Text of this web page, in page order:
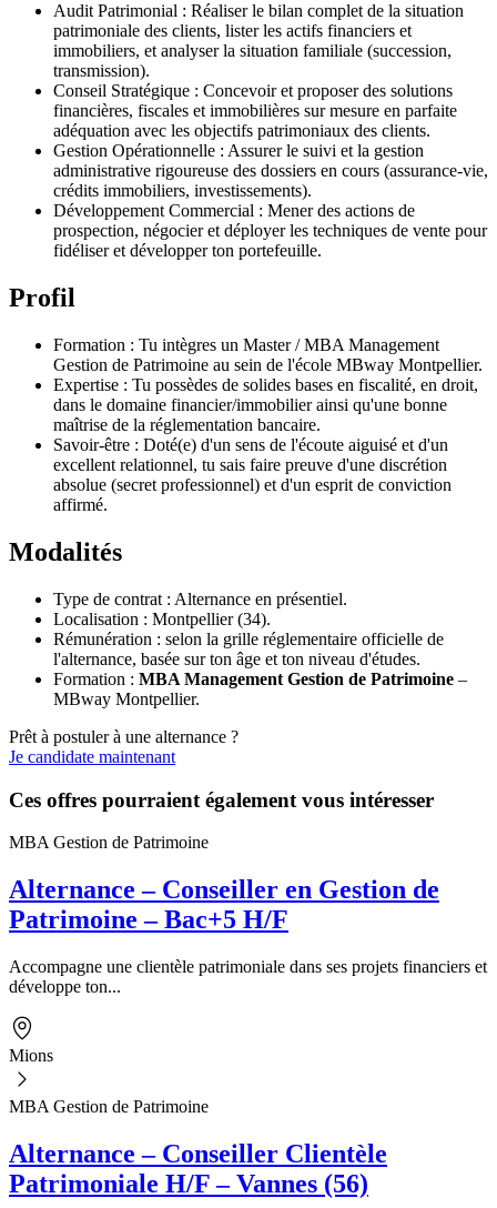
Audit Patrimonial : Réaliser le bilan complet de la situation
patrimoniale des clients, lister les actifs financiers et
immobiliers, et analyser la situation familiale (succession,
transmission).
Conseil Stratégique : Concevoir et proposer des solutions
financières, fiscales et immobilières sur mesure en parfaite
adéquation avec les objectifs patrimoniaux des clients.
Gestion Opérationnelle : Assurer le suivi et la gestion
administrative rigoureuse des dossiers en cours (assurance-vie,
crédits immobiliers, investissements).
Développement Commercial : Mener des actions de
prospection, négocier et déployer les techniques de vente pour
fidéliser et développer ton portefeuille.
Profil
Formation : Tu intègres un Master / MBA Management
Gestion de Patrimoine au sein de l'école MBway Montpellier.
Expertise : Tu possèdes de solides bases en fiscalité, en droit,
dans le domaine financier/immobilier ainsi qu'une bonne
maîtrise de la réglementation bancaire.
Savoir-être : Doté(e) d'un sens de l'écoute aiguisé et d'un
excellent relationnel, tu sais faire preuve d'une discrétion
absolue (secret professionnel) et d'un esprit de conviction
affirmé.
Modalités
Type de contrat : Alternance en présentiel.
Localisation : Montpellier (34).
Rémunération : selon la grille réglementaire officielle de
l'alternance, basée sur ton âge et ton niveau d'études.
Formation : MBA Management Gestion de Patrimoine –
MBway Montpellier.
Prêt à postuler à une alternance ?
Je candidate maintenant
Ces offres pourraient également vous intéresser
MBA Gestion de Patrimoine
Alternance – Conseiller en Gestion de
Patrimoine – Bac+5 H/F
Accompagne une clientèle patrimoniale dans ses projets financiers et
développe ton...
Mions
MBA Gestion de Patrimoine
Alternance – Conseiller Clientèle
Patrimoniale H/F – Vannes (56)